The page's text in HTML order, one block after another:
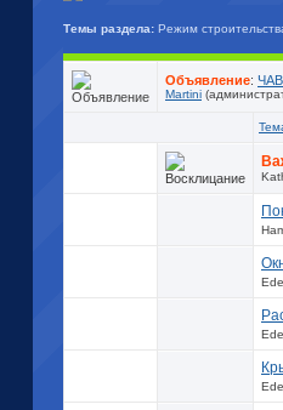
Темы раздела: Режим
Объявление:
Martini